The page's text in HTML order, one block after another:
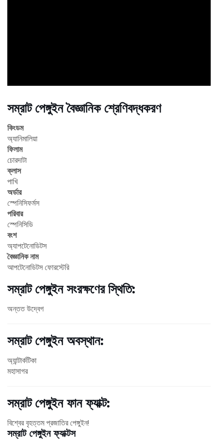
সম্রাট পেঙ্গুইন বৈজ্ঞানিক শ্রেণিবদ্ধকরণ
কিংডম
অ্যানিমালিয়া
ফিলাম
চোরদাটা
ক্লাস
পাখি
অর্ডার
স্পেনিসিফর্মস
পরিবার
স্পেনিসিডি
বংশ
অ্যাপটেনোডিটস
বৈজ্ঞানিক নাম
আপটেনোডিটস ফোরস্টেরি
সম্রাট পেঙ্গুইন সংরক্ষণের স্থিতি:
অন্তত উদ্বেগ
সম্রাট পেঙ্গুইন অবস্থান:
অ্যান্টার্কটিকা
মহাসাগর
সম্রাট পেঙ্গুইন ফান ফ্যাক্ট:
বিশ্বের বৃহত্তম প্রজাতির পেঙ্গুইন!
সম্রাট পেঙ্গুইন ফ্যাক্টস